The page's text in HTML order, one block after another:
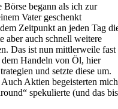
Börse begann als ich zur
Vater geschenkt
Zeitpunkt an jeden Tag
aber auch schnell weitere
Das ist nun mittlerweile fast
dem Handeln von Öl, hier
und setzte diese um.
Aktien begeisterten
spekulierte (und das bis